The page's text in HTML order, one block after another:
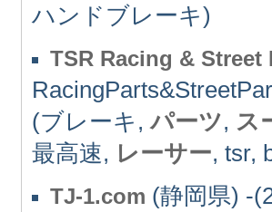
ハンドブレーキ)
TSR Racing & Street
(ブレーキ,パーツ, ス
最高速, レーサー, tsr,
TJ-1.com (静岡県) -